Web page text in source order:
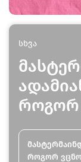
სხვა
როგორ
როგორ